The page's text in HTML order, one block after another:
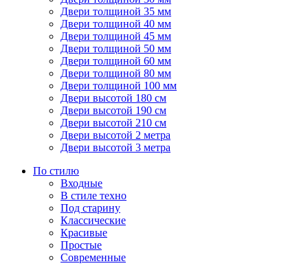
Двери толщиной 35 мм
Двери толщиной 40 мм
Двери толщиной 45 мм
Двери толщиной 50 мм
Двери толщиной 60 мм
Двери толщиной 80 мм
Двери толщиной 100 мм
Двери высотой 180 см
Двери высотой 190 см
Двери высотой 210 см
Двери высотой 2 метра
Двери высотой 3 метра
По стилю
Входные
В стиле техно
Под старину
Классические
Красивые
Простые
Современные